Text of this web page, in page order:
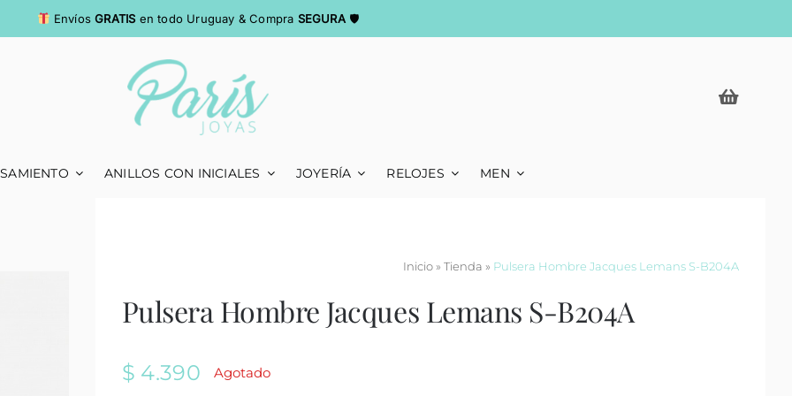
EnvíosGRATIS en todo Uruguay & Compra SEGURA🛡
ANILLOS CON INICIALES JOYERÍA RELOJES MEN
Inicio» Tienda » Pulsera Hombre Jacques Lemans S-B204A
Pulsera Hombre Jacques Lemans S-B204A
$ 4.390 Agotado